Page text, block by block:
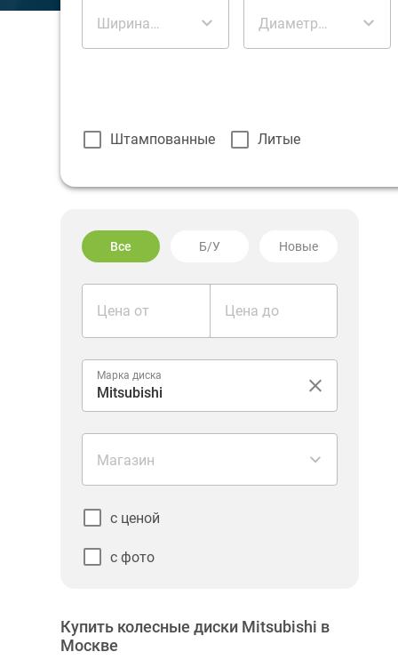
Ширина
Диаметр
Штампованные Литые
Все Б/У Новые
Цена от Цена до
Марка диска
Магазин
с ценой
с фото
Купить колесные диски Mitsubishi в
Москве